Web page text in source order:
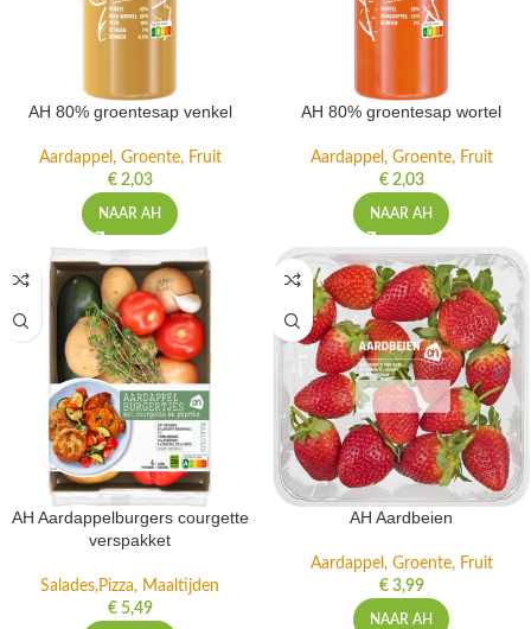
AH 80% groentesap venkel
Aardappel, Groente, Fruit
€2,03
NAAR AH
AH 80% groentesap wortel
Aardappel, Groente, Fruit
€2,03
NAAR AH
AH Aardappelburgers courgette
verspakket
Salades,Pizza, Maaltijden
€5,49
AH Aardbeien
Aardappel, Groente, Fruit
€3,99
NAAR AH